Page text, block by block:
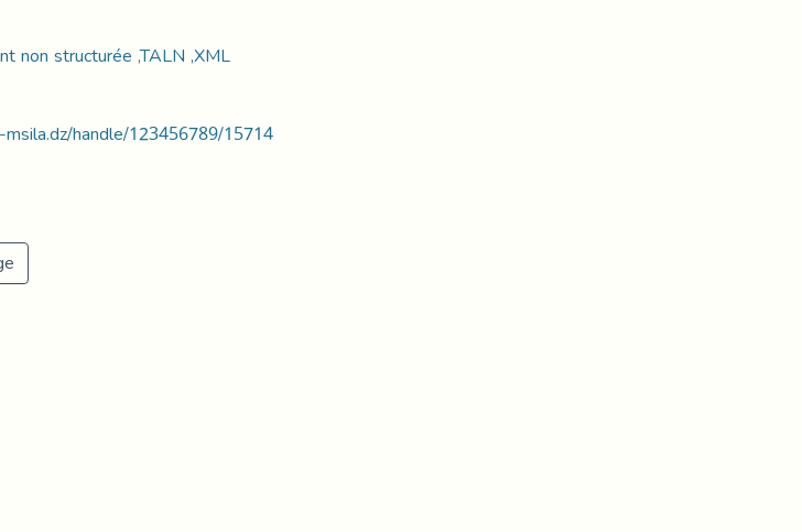
non structurée ,TALN ,XML
handle/123456789/15714